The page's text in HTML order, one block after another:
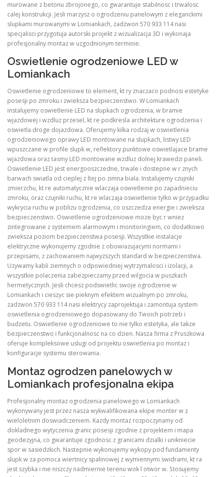
murowane z betonu zbrojonego, co gwarantuje stabilnosc i trwalosc
calej konstrukcji. Jesli marzysz o ogrodzeniu panelowym z eleganckimi
slupkami murowanymi w Lomiankach, zadzwon 570 933 114 nasi
specjalisci przygotuja autorski projekt z wizualizacja 3D i wykonaja
profesjonalny montaz w uzgodnionym terminie.
Oswietlenie ogrodzeniowe LED w
Lomiankach
Oswietlenie ogrodzeniowe to element, kt ry znaczaco podnosi estetyke
posesji po zmroku i zwieksza bezpieczenstwo. W Lomiankach
instalujemy oswietlenie LED na slupkach ogrodzenia, w bramie
wjazdowej i wzdluz przesel, kt re podkresla architekture ogrodzenia i
oswietla droge dojazdowa. Oferujemy kilka rodzaj w oswietlenia
ogrodzeniowego oprawy LED montowane na slupkach, listwy LED
wpuszczane w profile slupk w, reflektory punktowe oswietlajace brame
wjazdowa oraz tasmy LED montowane wzdluz dolnej krawedzi paneli.
Oswietlenie LED jest energooszczedne, trwale i dostepne w r znych
barwach swiatla od cieplej z ltej po zimna biala. Instalujemy czujniki
zmierzchu, kt re automatycznie wlaczaja oswietlenie po zapadnieciu
zmroku, oraz czujniki ruchu, kt re wlaczaja oswietlenie tylko w przypadku
wykrycia ruchu w poblizu ogrodzenia, co oszczedza energie i zwieksza
bezpieczenstwo. Oswietlenie ogrodzeniowe moze byc r wniez
zintegrowane z systemem alarmowym i monitoringiem, co dodatkowo
zwieksza poziom bezpieczenstwa posesji. Wszystkie instalacje
elektryczne wykonujemy zgodnie z obowiazujacymi normami i
przepisami, z zachowaniem najwyzszych standard w bezpieczenstwa.
Uzywamy kabli ziemnych o odpowiedniej wytrzymalosci i izolacji, a
wszystkie polaczenia zabezpieczamy przed wilgocia w puszkach
hermetycznych. Jesli chcesz podswietlic swoje ogrodzenie w
Lomiankach i cieszyc sie pieknym efektem wizualnym po zmroku,
zadzwon 570 933 114 nasi elektrycy zaprojektuja i zamontuja system
oswietlenia ogrodzeniowego dopasowany do Twoich potrzeb i
budzetu. Oswietlenie ogrodzeniowe to nie tylko estetyka, ale takze
bezpieczenstwo i funkcjonalnosc na co dzien. Nasza firma z Pruszkowa
oferuje kompleksowe uslugi od projektu oswietlenia po montaz i
konfiguracje systemu sterowania.
Montaz ogrodzen panelowych w
Lomiankach profesjonalna ekipa
Profesjonalny montaz ogrodzenia panelowego w Lomiankach
wykonywany jest przez nasza wykwalifikowana ekipe monter w z
wieloletnim doswiadczeniem. Kazdy montaz rozpoczynamy od
dokladnego wytyczenia granic posesji zgodnie z projektem i mapa
geodezyjna, co gwarantuje zgodnosc z granicami dzialki i unikniecie
spor w sasiedzkich. Nastepnie wykonujemy wykopy pod fundamenty
slupk w za pomoca wiertnicy spalinowej z wymiennymi swidrami, kt ra
jest szybka i nie niszczy nadmiernie terenu wok l otwor w. Stosujemy